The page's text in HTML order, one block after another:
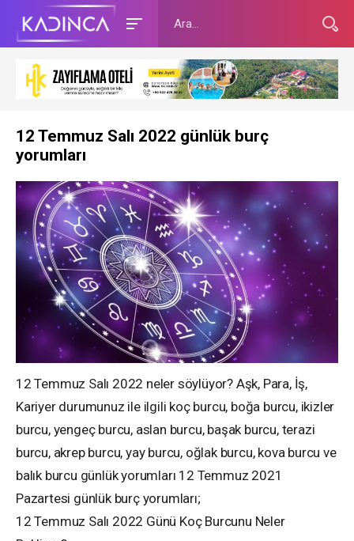
12 Temmuz Salı 2022 günlük burç
yorumları
12 Temmuz Salı 2022 neler söylüyor? Aşk, Para, İş,
Kariyer durumunuz ile ilgili koç burcu, boğa burcu, ikizler
burcu, yengeç burcu, aslan burcu, başak burcu, terazi
burcu, akrep burcu, yay burcu, oğlak burcu, kova burcu ve
balık burcu günlük yorumları 12 Temmuz 2021
Pazartesi günlük burç yorumları;
12 Temmuz Salı 2022 Günü Koç Burcunu Neler